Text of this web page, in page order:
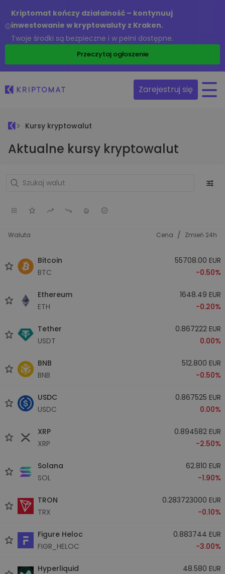
Kriptomat kończy działalność – kontynuuj
inwestowanie w kryptowaluty z Kraken.
Twoje środki są bezpieczne i w pełni dostępne.
Przeczytaj ogłoszenie
Zarejestruj się
Kursy kryptowalut
Aktualne kursy kryptowalut
Waluta Cena / Zmień 24h
Bitcoin
BTC
55708.00 EUR
-0.50%
Ethereum
ETH
1648.49 EUR
-0.20%
Tether
USDT
0.867222 EUR
0.00%
BNB
BNB
512.800 EUR
-0.50%
USDC
USDC
0.867525 EUR
0.00%
XRP
XRP
0.894582 EUR
-2.50%
Solana
SOL
62.810 EUR
-1.90%
TRON
TRX
0.283723000 EUR
-0.10%
Figure Heloc
FIGR_HELOC
0.883744 EUR
-3.00%
Hyperliquid
48.580 EUR